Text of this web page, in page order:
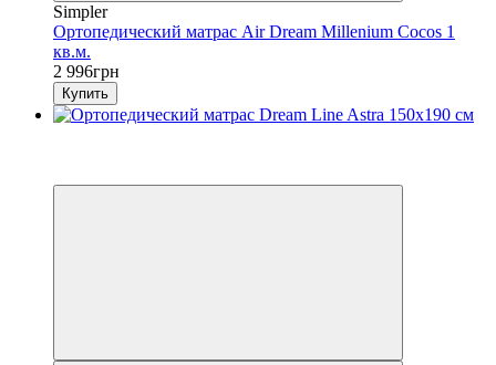
Simpler
Ортопедический матрас Air Dream Millenium Cocos 1
кв.м.
2 996грн
Купить